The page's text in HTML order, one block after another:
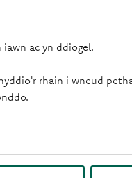
ac yn ddiogel.
rhain i wneud